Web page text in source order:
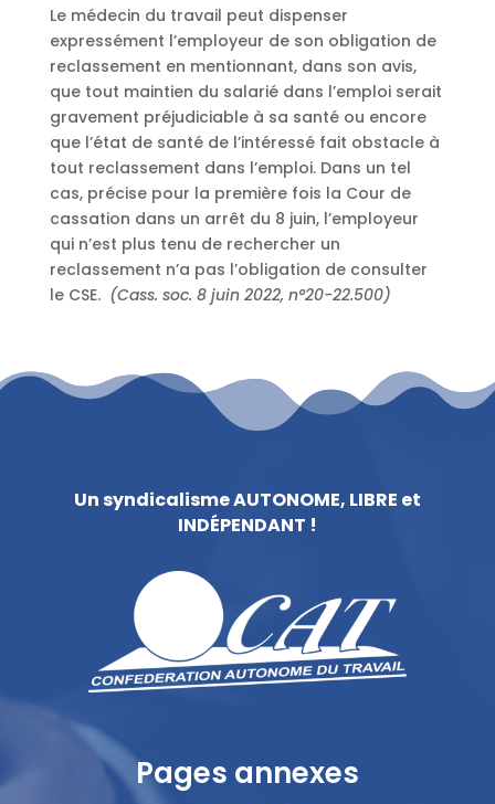
Le médecin du travail peut dispenser
expressément l’employeur de son obligation de
reclassement en mentionnant, dans son avis,
que tout maintien du salarié dans l’emploi serait
gravement préjudiciable à sa santé ou encore
que l’état de santé de l’intéressé fait obstacle à
tout reclassement dans l’emploi. Dans un tel
cas, précise pour la première fois la Cour de
cassation dans un arrêt du 8 juin, l’employeur
qui n’est plus tenu de rechercher un
reclassement n’a pas l’obligation de consulter
le CSE. (Cass. soc. 8 juin 2022, n°20-22.500)
Un syndicalisme AUTONOME, LIBRE et
INDÉPENDANT !
Pages annexes